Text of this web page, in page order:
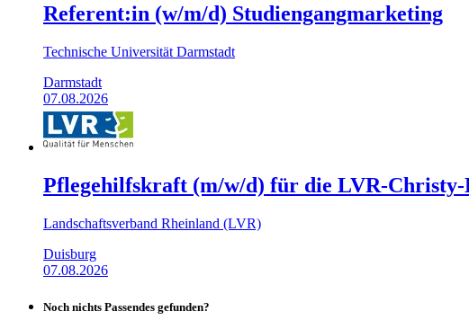
Referent:in (w/m/d) Studiengangmarketing
Technische Universität Darmstadt
Darmstadt
07.08.2026
Pflegehilfskraft (m/w/d) für die LVR-
Landschaftsverband Rheinland (LVR)
Duisburg
07.08.2026
Noch nichts Passendes gefunden?